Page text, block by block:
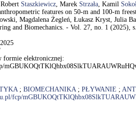
Staszkiewicz, Marek Strzała, Kamil
features on 50-m and 100-m
Magdalena Żegleń, Łukasz Kryst, Julia
and Biomechanics. - Vol. 27, no. 1 (2025),
formie elektronicznej:
; BIOMECHANIKA; PŁYWANIE ;
fcp/